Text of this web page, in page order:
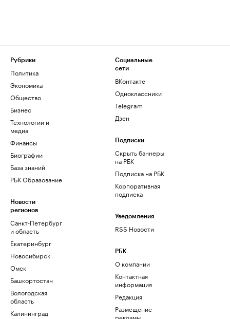
Рубрики
Политика
Экономика
Общество
Бизнес
Технологии и
медиа
Финансы
Биографии
База знаний
РБК Образование
Новости
регионов
Санкт-Петербург
и область
Екатеринбург
Новосибирск
Омск
Башкортостан
Вологодская
область
Калининград
Социальные
сети
ВКонтакте
Одноклассники
Telegram
Дзен
Подписки
Скрыть баннеры
на РБК
Подписка на РБК
Корпоративная
подписка
Уведомления
RSS Новости
РБК
О компании
Контактная
информация
Редакция
Размещение
рекламы